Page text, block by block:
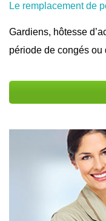
Le remplacement de
Gardiens, hôtesse
période de congés ou